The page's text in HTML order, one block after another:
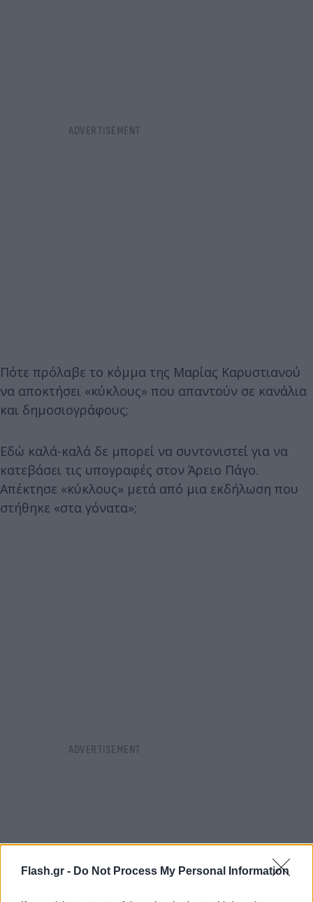
Flash.gr - Do Not Process My Personal Information
Πότε πρόλαβε το κόμμα της Μαρίας Καρυστιανού
να αποκτήσει «κύκλους» που απαντούν σε κανάλια
και δημοσιογράφους;
Εδώ καλά-καλά δε μπορεί να συντονιστεί για να
κατεβάσει τις υπογραφές στον Άρειο Πάγο.
Απέκτησε «κύκλους» μετά από μια εκδήλωση που
στήθηκε «στα γόνατα»;